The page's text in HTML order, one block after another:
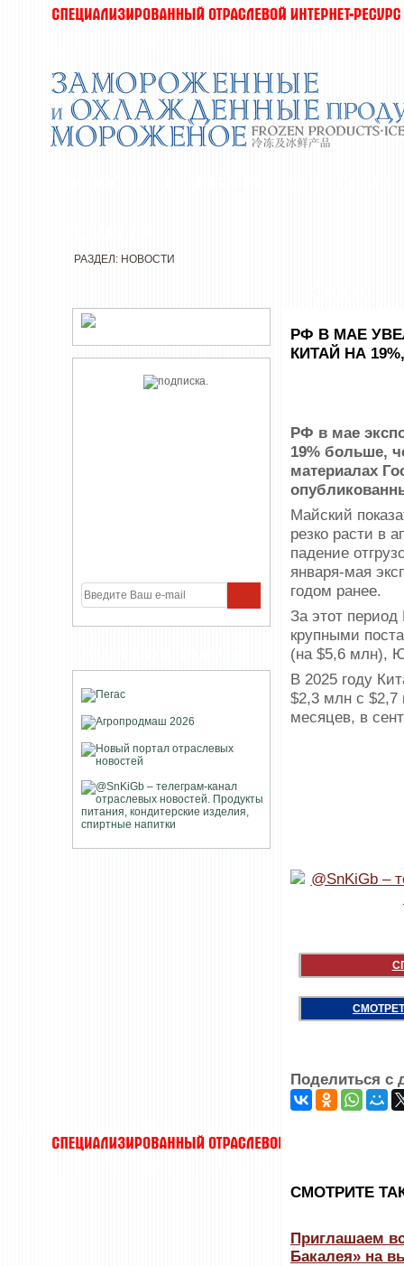
РАЗДЕЛ: НОВОСТИ
РФ В МАЕ
КИТАЙ НА
РФ в мае
19% больше,
материалах
Майский
резко расти в
падение
января-мая
годом ранее.
За этот
крупными
(на $5,6 млн),
В 2025 году
$2,3 млн с $2,7
месяцев, в
Поделиться с
CМОТРИТЕ
Приглашаем
Бакалея» на